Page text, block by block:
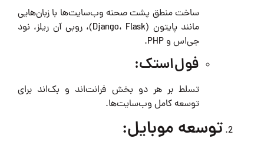
ساخت منطق پشت صحنه وب‌سایت‌ها با زبان‌هایی
مانند پایتون (Django، Flask)، روبی آن ریلز، نود
جی‌اس و PHP.
فول‌استک:
تسلط بر هر دو بخش فرانت‌اند و بک‌اند برای
توسعه کامل وب‌سایت‌ها.
توسعه موبایل: